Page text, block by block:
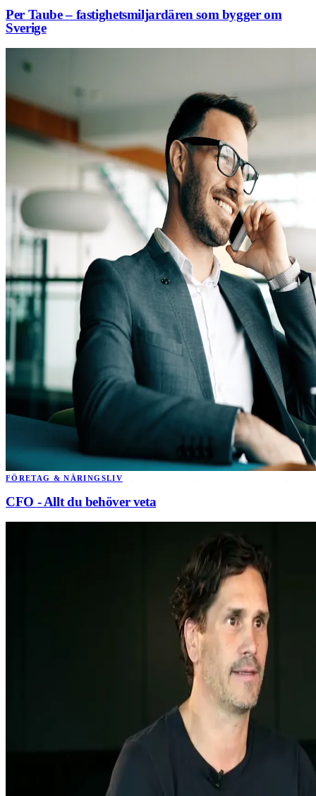
Per Taube – fastighetsmiljardären som bygger om
Sverige
FÖRETAG & NÄRINGSLIV
CFO - Allt du behöver veta